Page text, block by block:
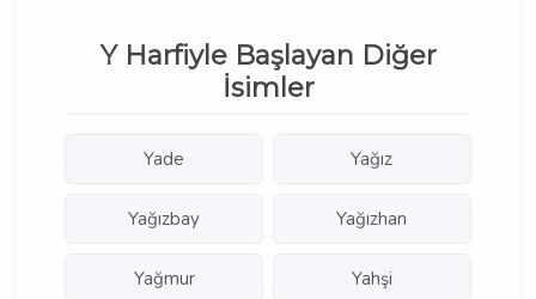
Y Harfiyle Başlayan Diğer
İsimler
Yade Yağız
Yağızbay Yağızhan
Yağmur Yahşi